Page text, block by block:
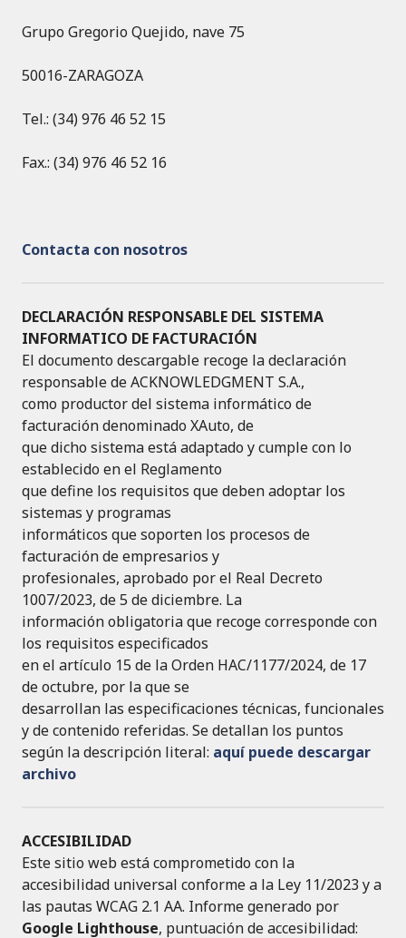
Grupo Gregorio Quejido, nave 75
50016-ZARAGOZA
Tel.: (34) 976 46 52 15
Fax.: (34) 976 46 52 16
Contacta con nosotros
DECLARACIÓN RESPONSABLE DEL SISTEMA
INFORMATICO DE FACTURACIÓN
El documento descargable recoge la declaración
responsable de ACKNOWLEDGMENT S.A.,
como productor del sistema informático de
facturación denominado XAuto, de
que dicho sistema está adaptado y cumple con lo
establecido en el Reglamento
que define los requisitos que deben adoptar los
sistemas y programas
informáticos que soporten los procesos de
facturación de empresarios y
profesionales, aprobado por el Real Decreto
1007/2023, de 5 de diciembre. La
información obligatoria que recoge corresponde con
los requisitos especificados
en el artículo 15 de la Orden HAC/1177/2024, de 17
de octubre, por la que se
desarrollan las especificaciones técnicas, funcionales
y de contenido referidas. Se detallan los puntos
según la descripción literal: aquí puede descargar
archivo
ACCESIBILIDAD
Este sitio web está comprometido con la
accesibilidad universal conforme a la Ley 11/2023 y a
las pautas WCAG 2.1 AA. Informe generado por
Google Lighthouse, puntuación de accesibilidad: